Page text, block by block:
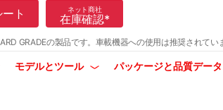
ト ネット商社
在庫確認*
GRADEの製品です。 車載機器への使用は推奨されてい
モデルとツール パッケージと品質データ